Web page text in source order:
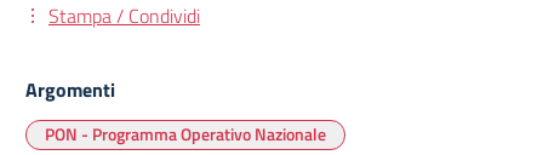
Stampa / Condividi
Argomenti
PON - Programma Operativo Nazionale